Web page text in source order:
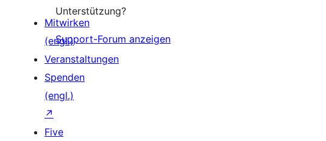
Unterstützung?
Support-Forum anzeigen
Mitwirken
(engl.)
Veranstaltungen
Spenden
(engl.)
↗
Five